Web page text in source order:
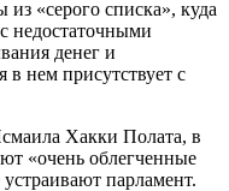
«серого списка», куда
недостаточными
денег и
нем присутствует с
Хакки Полата, в
«очень облегченные
парламент.